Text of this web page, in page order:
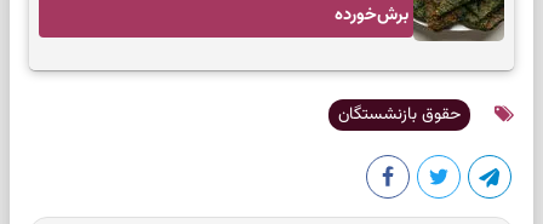
برش‌خورده
حقوق بازنشستگان